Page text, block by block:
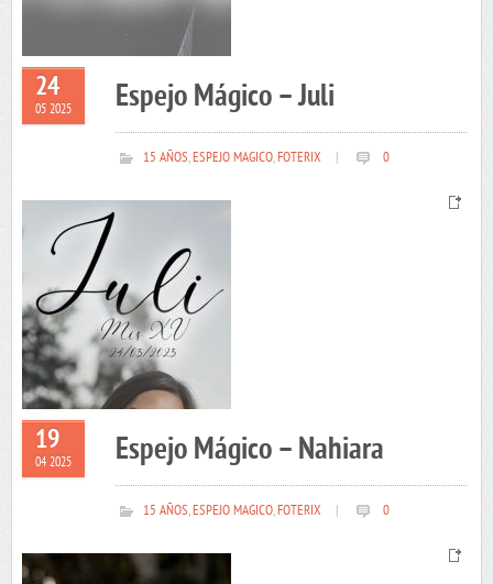
24
05 2025 Espejo Mágico – Juli
15 AÑOS,ESPEJO MAGICO,FOTERIX 0
19
04 2025 Espejo Mágico – Nahiara
15 AÑOS,ESPEJO MAGICO,FOTERIX 0